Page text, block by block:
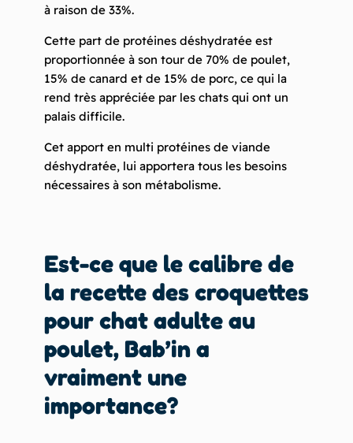
à raison de 33%.
Cette part de protéines déshydratée est
proportionnée à son tour de 70% de poulet,
15% de canard et de 15% de porc, ce qui la
rend très appréciée par les chats qui ont un
palais difficile.
Cet apport en multi protéines de viande
déshydratée, lui apportera tous les besoins
nécessaires à son métabolisme.
Est-ce que le calibre de
la recette descroquettes
pour chat adulte au
poulet, Bab’ina
vraiment une
importance?